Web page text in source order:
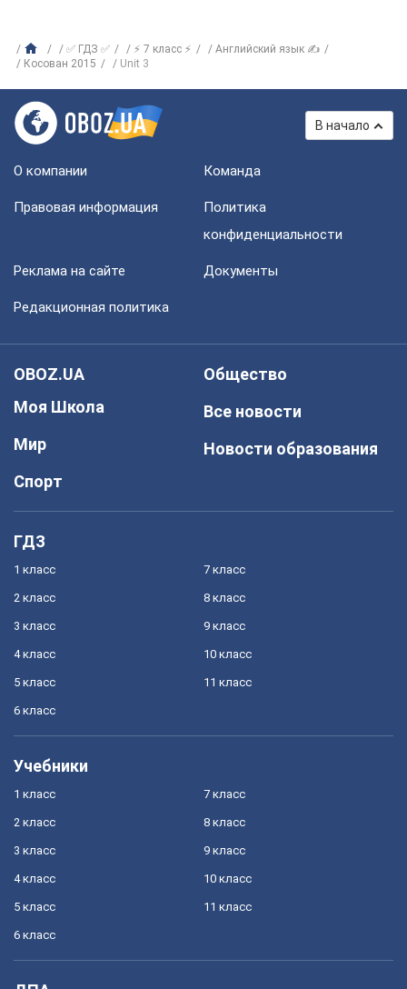
✅ ГДЗ ✅ ⚡ 7 класс ⚡
Английский язык ✍
Косован 2015
Unit 3
В начало
О компании Команда
Правовая информация
Политика
конфиденциальности
Реклама на сайте Документы
Редакционная политика
OBOZ.UA
Моя Школа
Мир
Спорт
Общество
Все новости
Новости образования
ГДЗ
1 класс
2 класс
3 класс
4 класс
5 класс
6 класс
7 класс
8 класс
9 класс
10 класс
11 класс
Учебники
1 класс
2 класс
3 класс
4 класс
5 класс
6 класс
7 класс
8 класс
9 класс
10 класс
11 класс